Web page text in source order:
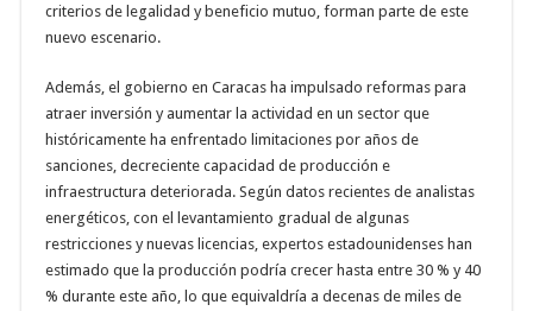
criterios de legalidad y beneficio mutuo, forman parte de este
nuevo escenario.
Además, el gobierno en Caracas ha impulsado reformas para
atraer inversión y aumentar la actividad en un sector que
históricamente ha enfrentado limitaciones por años de
sanciones, decreciente capacidad de producción e
infraestructura deteriorada. Según datos recientes de analistas
energéticos, con el levantamiento gradual de algunas
restricciones y nuevas licencias, expertos estadounidenses han
estimado que la producción podría crecer hasta entre 30 % y 40
% durante este año, lo que equivaldría a decenas de miles de